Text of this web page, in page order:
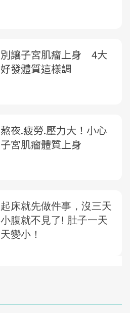
別讓子宮肌瘤上身 4大
好發體質這樣調
熬夜.疲勞.壓力大！小心
子宮肌瘤體質上身